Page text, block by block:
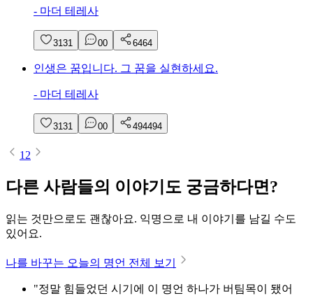
- 마더 테레사
3131 00 6464
인생은 꿈입니다. 그 꿈을 실현하세요.
- 마더 테레사
3131 00 494494
12
다른 사람들의 이야기도 궁금하다면?
읽는 것만으로도 괜찮아요. 익명으로 내 이야기를 남길 수도
있어요.
나를 바꾸는 오늘의 명언 전체 보기
"정말 힘들었던 시기에 이 명언 하나가 버팀목이 됐어